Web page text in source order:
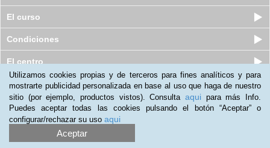
El curso
Condiciones
El centro
Nuestros clientes opinan:
Rosalia Orgaz(03-02-2015)
Inteligencia Emocional la calidad me ha parecido estupenda y se
lo recomendaria a todo el mundo en especial a los deportistas
Utilizamos cookies propias y de terceros para fines analíticos y para
mostrarte publicidad personalizada en base al uso que haga de nuestro
sitio (por ejemplo, productos vistos). Consulta aqui para más Info.
Puedes aceptar todas las cookies pulsando el botón “Aceptar” o
configurar/rechazar su uso aqui
Aceptar